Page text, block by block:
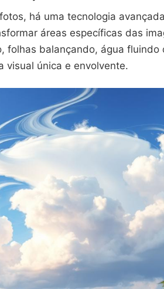
há uma tecnologia
áreas específicas das
folhas balançando, água fluindo
visual única e envolvente.